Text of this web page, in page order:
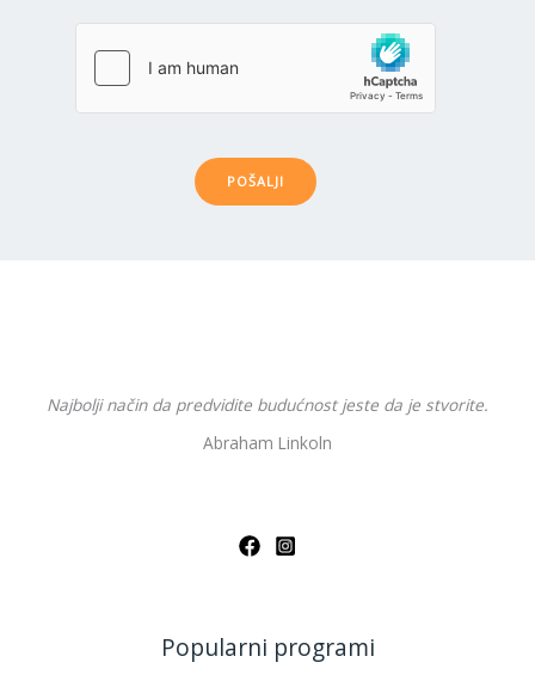
POŠALJI
Najbolji način da predvidite budućnost jeste da je stvorite.
Abraham Linkoln
Popularni programi